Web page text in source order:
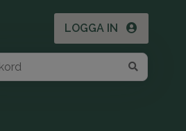
LOGGA IN